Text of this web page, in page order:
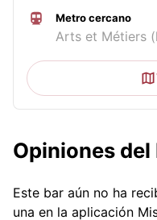
Metro cercano
Arts et Métiers
Opiniones del
Este bar aún no ha
una en la aplicación